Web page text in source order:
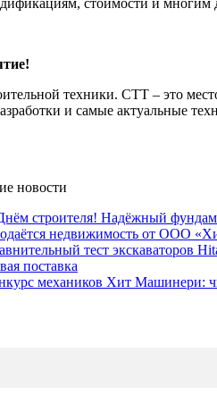
техники. СТТ – это
и самые актуальные
новости
строителя! Надёжный
недвижимость от ООО
тест экскаваторов
поставка
механиков Хит Машинери: